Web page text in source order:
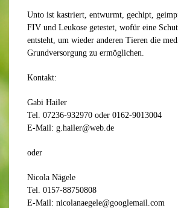
Unto ist kastriert, entwurmt, gechipt,
FIV und Leukose getestet, wofür eine
entsteht, um wieder anderen Tieren die
Grundversorgung zu ermöglichen.
Kontakt:
Gabi Hailer
Tel. 07236-932970 oder 0162-9013004
E-Mail: g.hailer@web.de
oder
Nicola Nägele
Tel. 0157-88750808
E-Mail: nicolanaegele@googlemail.com